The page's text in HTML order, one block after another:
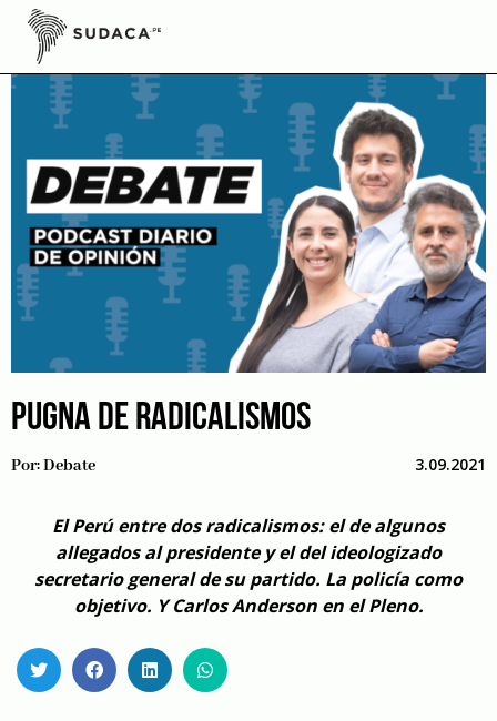
Skip
content
PUGNA DE RADICALISMOS
Por:Debate 3.09.2021
El Perú entre dos radicalismos: el de algunos
allegados al presidente y el del ideologizado
secretario general de su partido. La policía como
objetivo. Y Carlos Anderson en el Pleno.